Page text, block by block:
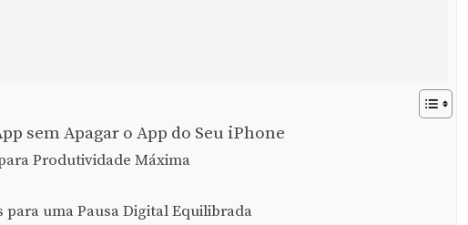
sem Apagar o App do Seu iPhone
Produtividade Máxima
para uma Pausa Digital Equilibrada